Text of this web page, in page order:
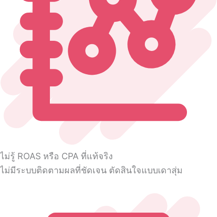
ไม่รู้ ROAS หรือ CPA ที่แท้จริง
ไม่มีระบบติดตามผลที่ชัดเจน ตัดสินใจแบบเดาสุ่ม